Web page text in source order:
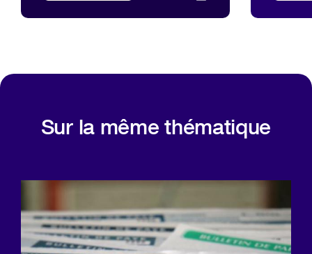
Sur la même thématique